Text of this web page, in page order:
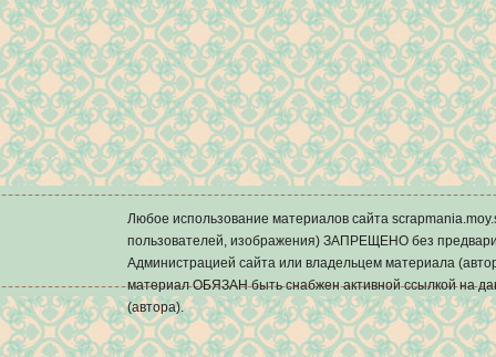
Любое использование материалов сайта
пользователей, изображения) ЗАПРЕЩЕНО без
Администрацией сайта или владельцем материала
материал ОБЯЗАН быть снабжен активной ссылкой на
(автора).